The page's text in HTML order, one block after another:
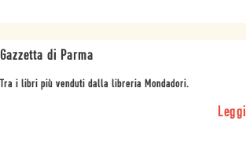
Gazzetta di Parma
Tra i libri più venduti dalla libreria Mondadori.
Leggi